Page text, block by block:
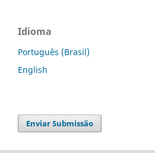
Idioma
Português (Brasil)
English
Enviar Submissão